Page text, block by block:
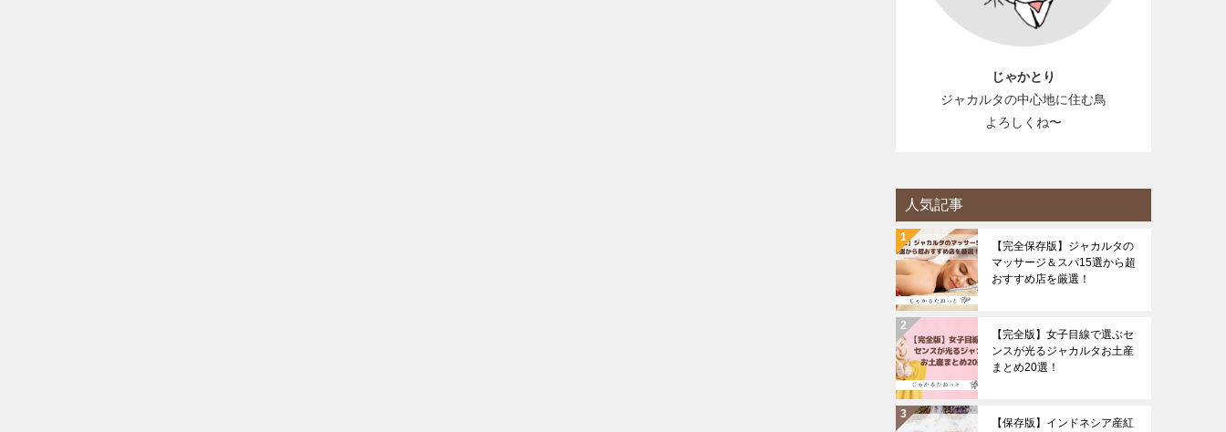
じゃかとり
ジャカルタの中心地に住む鳥
よろしくね〜
人気記事
【完全保存版】ジャカルタの
マッサージ＆スパ15選から超
おすすめ店を厳選！
【完全版】女子目線で選ぶセ
ンスが光るジャカルタお土産
まとめ20選！
【保存版】インドネシア産紅